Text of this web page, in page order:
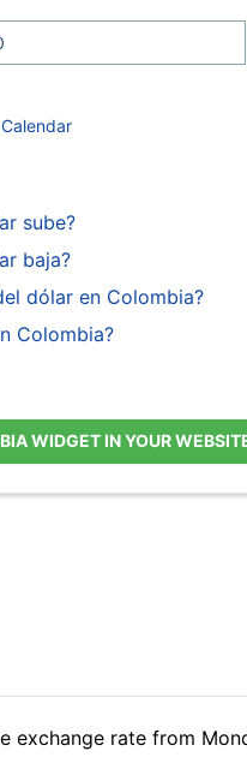
sube?
baja?
dólar en Colombia?
Colombia?
WIDGET IN YOUR
exchange rate from